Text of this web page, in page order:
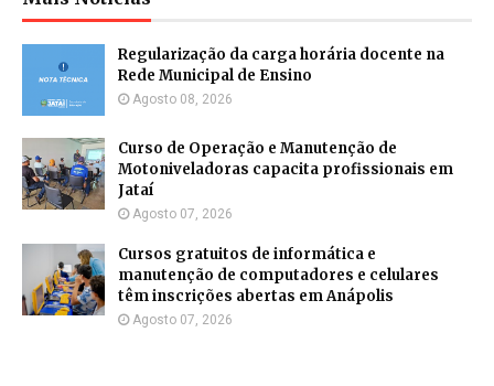
Regularização da carga horária docente na
Rede Municipal de Ensino
Agosto 08, 2026
Curso de Operação e Manutenção de
Motoniveladoras capacita profissionais em
Jataí
Agosto 07, 2026
Cursos gratuitos de informática e
manutenção de computadores e celulares
têm inscrições abertas em Anápolis
Agosto 07, 2026